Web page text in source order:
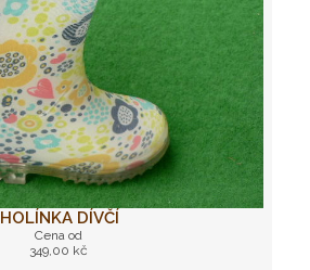
HOLÍNKA DÍVČÍ
Cena od
349,00 kč